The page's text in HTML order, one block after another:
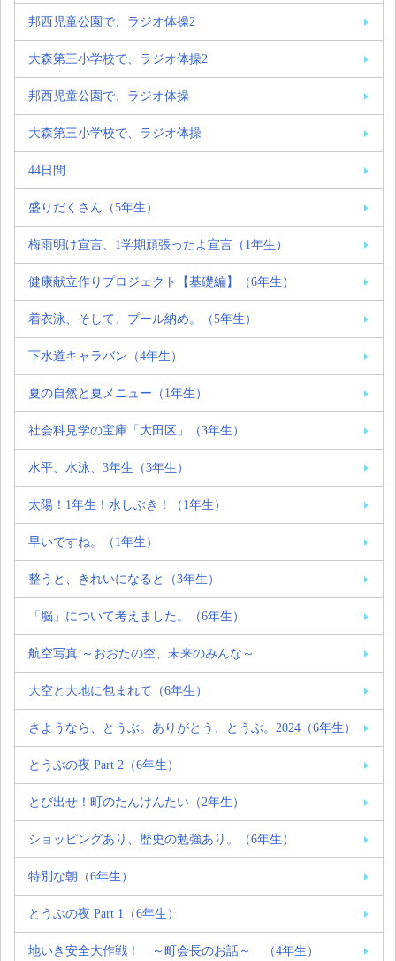
邦西児童公園で、ラジオ体操2
大森第三小学校で、ラジオ体操2
邦西児童公園で、ラジオ体操
大森第三小学校で、ラジオ体操
44日間
盛りだくさん（5年生）
梅雨明け宣言、1学期頑張ったよ宣言（1年生）
健康献立作りプロジェクト【基礎編】（6年生）
着衣泳、そして、プール納め。（5年生）
下水道キャラバン（4年生）
夏の自然と夏メニュー（1年生）
社会科見学の宝庫「大田区」（3年生）
水平、水泳、3年生（3年生）
太陽！1年生！水しぶき！（1年生）
早いですね。（1年生）
整うと、きれいになると（3年生）
「脳」について考えました。（6年生）
航空写真 ～おおたの空、未来のみんな～
大空と大地に包まれて（6年生）
さようなら、とうぶ。ありがとう、とうぶ。2024（6年生）
とうぶの夜 Part 2（6年生）
とび出せ！町のたんけんたい（2年生）
ショッピングあり、歴史の勉強あり。（6年生）
特別な朝（6年生）
とうぶの夜 Part 1（6年生）
地いき安全大作戦！ ～町会長のお話～ （4年生）